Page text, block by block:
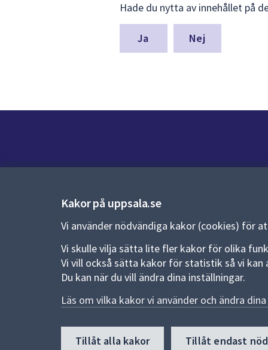
Kakor på uppsala.se
Vi använder nödvändiga kakor (cookies) för
Vi skulle vilja sätta lite fler kakor för olika
Vi vill också sätta kakor för statistik så vi
Du kan när du vill ändra dina inställningar.
Läs om vilka kakor vi använder och ändra
Tillåt alla kakor Tillåt endast
synpunkter
för
denna
Hade du nytta av innehållet på
Nej
Kontaktcenter:018-727 00 00
E-post:uppsala.kommun@uppsala.se
Fler kontaktvägar
Pressrum
Nyheter och pressmeddelanden